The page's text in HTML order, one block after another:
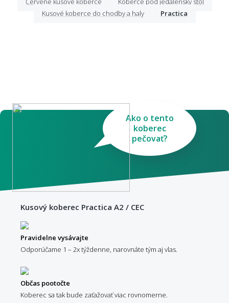
Kusové koberce do chodby a haly
Practica
Ako o tento
koberec
pečovať?
Kusový koberec Practica A2 / CEC
Pravidelne vysávajte
Odporúčame 1 – 2x týždenne, narovnáte tým aj vlas.
Občas pootočte
Koberec sa tak bude zaťažovať viac rovnomerne.